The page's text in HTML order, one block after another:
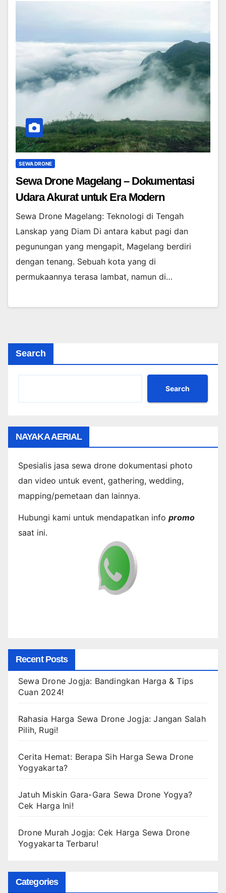
SEWA DRONE
Sewa Drone Magelang – Dokumentasi
Udara Akurat untuk Era Modern
Sewa Drone Magelang: Teknologi di Tengah
Lanskap yang Diam Di antara kabut pagi dan
pegunungan yang mengapit, Magelang berdiri
dengan tenang. Sebuah kota yang di
permukaannya terasa lambat, namun di…
Search
Search
NAYAKA AERIAL
Spesialis jasa sewa drone dokumentasi photo
dan video untuk event, gathering, wedding,
mapping/pemetaan dan lainnya.
Hubungi kami untuk mendapatkan info promo
saat ini.
Recent Posts
Sewa Drone Jogja: Bandingkan Harga & Tips
Cuan 2024!
Rahasia Harga Sewa Drone Jogja: Jangan Salah
Pilih, Rugi!
Cerita Hemat: Berapa Sih Harga Sewa Drone
Yogyakarta?
Jatuh Miskin Gara-Gara Sewa Drone Yogya?
Cek Harga Ini!
Drone Murah Jogja: Cek Harga Sewa Drone
Yogyakarta Terbaru!
Categories